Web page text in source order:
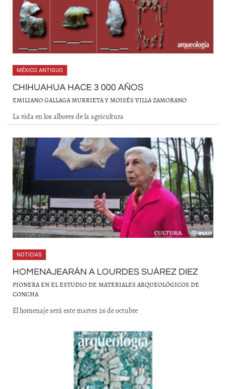
MÉXICO ANTIGUO
CHIHUAHUA HACE 3 000 AÑOS
EMILIANO GALLAGA MURRIETA Y MOISÉS VILLA ZAMORANO
La vida en los albores de la agricultura
NOTICIAS
HOMENAJEARÁN A LOURDES SUÁREZ DIEZ
PIONERA EN EL ESTUDIO DE MATERIALES ARQUEOLÓGICOS DE
CONCHA
El homenaje será este martes 26 de octubre